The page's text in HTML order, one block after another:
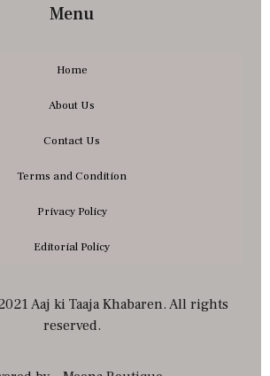
Menu
Home
About Us
Contact Us
Terms and Condition
Privacy Policy
Editorial Policy
Aaj ki Taaja Khabaren. All rights
reserved.